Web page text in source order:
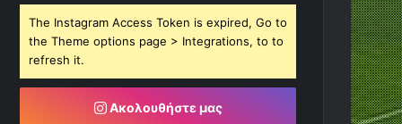
The Instagram Access Token is expired, Go to
the Theme options page > Integrations, to to
refresh it.
Ακολουθήστε μας